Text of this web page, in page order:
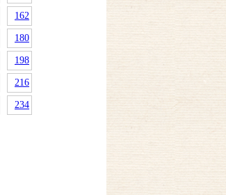
162
180
198
216
234